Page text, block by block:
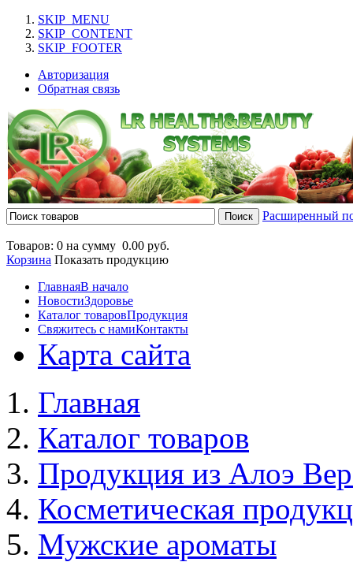
SKIP_MENU
SKIP_CONTENT
SKIP_FOOTER
Авторизация
Обратная связь
Расширенный
Товаров: 0 на сумму 0.00 руб.
Корзина Показать продукцию
ГлавнаяВ начало
НовостиЗдоровье
Каталог товаровПродукция
Свяжитесь с намиКонтакты
Карта сайта
Главная
Каталог товаров
Продукция из Алоэ
Косметическая
Мужские ароматы